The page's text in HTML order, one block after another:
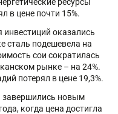
в цене почти 15%.
оказались
сталь подешевела на
сои сократилась
рынке – на 24%.
потерял в цене 19,3%.
завершились новым
когда цена достигла